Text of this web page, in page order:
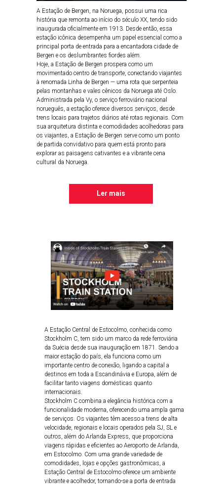
A Estação de Bergen, na Noruega, possui uma rica
história que remonta ao início do século XX, tendo sido
inaugurada oficialmente em 1913. Desde então, essa
estação icônica desempenha um papel essencial como a
principal porta de entrada para a encantadora cidade de
Bergen e os deslumbrantes fiordes além.
Hoje, a Estação de Bergen prospera como um
movimentado centro de transporte, conectando viajantes
à renomada Linha de Bergen — uma rota que serpenteia
pelas montanhas e vales cênicos da Noruega até Oslo.
Administrada pela Vy, o serviço ferroviário nacional
norueguês, a estação oferece diversos serviços, desde
trens locais para trajetos diários até rotas regionais. Com
sua arquitetura distinta e comodidades acolhedoras para
os viajantes, a Estação de Bergen serve como um ponto
de partida convidativo para quem está pronto para
explorar as paisagens cativantes e a vibrante cena
cultural da Noruega.
Ler mais
A Estação Central de Estocolmo, conhecida como
Stockholm C, tem sido um marco da rede ferroviária
da Suécia desde sua inauguração em 1871. Sendo a
maior estação do país, ela funciona como um
importante centro de conexão, ligando a capital a
destinos em toda a Escandinávia e Europa, além de
facilitar tanto viagens domésticas quanto
internacionais.
Stockholm C combina a elegância histórica com a
funcionalidade moderna, oferecendo uma ampla gama
de serviços. Os viajantes têm acesso a trens de alta
velocidade, regionais e locais operados pela SJ, SL e
outros, além do Arlanda Express, que proporciona
viagens rápidas e eficientes ao Aeroporto de Arlanda,
em Estocolmo. Com uma grande variedade de
comodidades, lojas e opções gastronômicas, a
Estação Central de Estocolmo oferece um ambiente
vibrante e acolhedor, tornando-se a porta de entrada